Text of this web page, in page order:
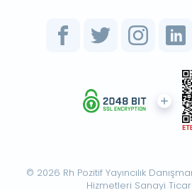
© 2026 Rh Pozitif Yayıncılık
Hizmetleri Sanayi